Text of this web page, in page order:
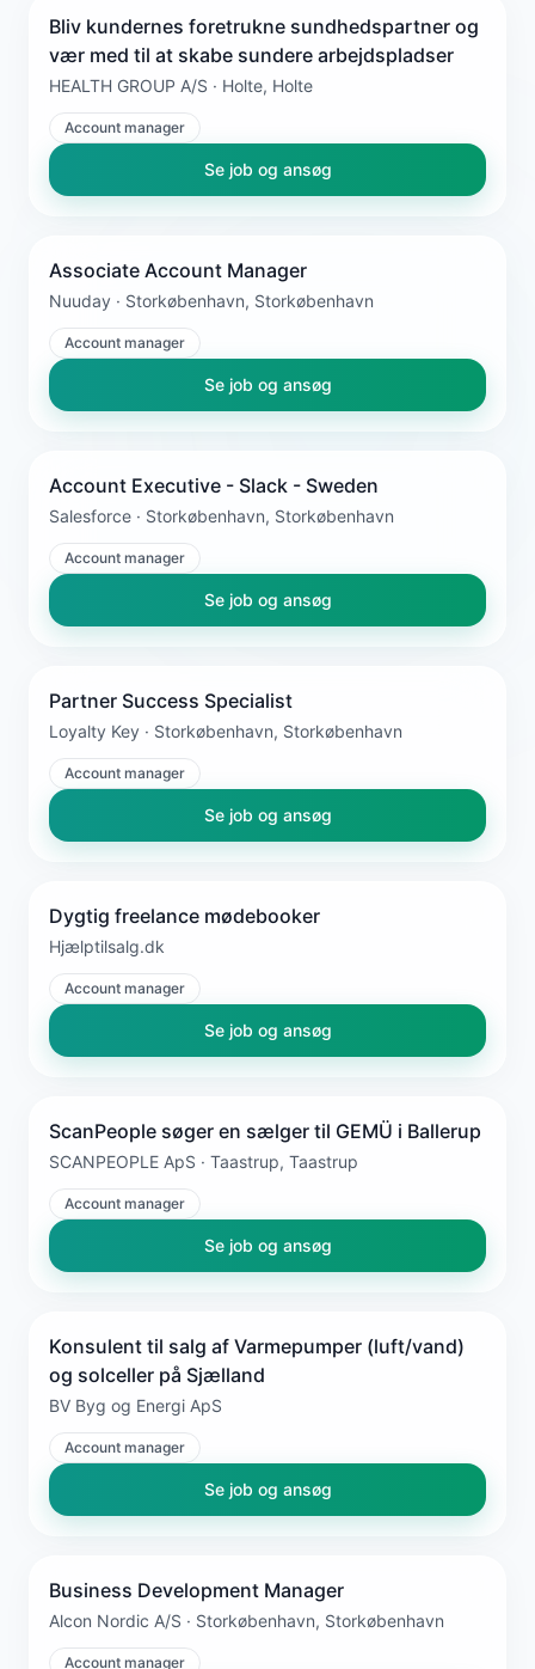
Bliv kundernes foretrukne sundhedspartner og
vær med til at skabe sundere arbejdspladser
HEALTH GROUP A/S · Holte, Holte
Account manager
Se job og ansøg
Associate Account Manager
Nuuday · Storkøbenhavn, Storkøbenhavn
Account manager
Se job og ansøg
Account Executive - Slack - Sweden
Salesforce · Storkøbenhavn, Storkøbenhavn
Account manager
Se job og ansøg
Partner Success Specialist
Loyalty Key · Storkøbenhavn, Storkøbenhavn
Account manager
Se job og ansøg
Dygtig freelance mødebooker
Hjælptilsalg.dk
Account manager
Se job og ansøg
ScanPeople søger en sælger til GEMÜ i Ballerup
SCANPEOPLE ApS · Taastrup, Taastrup
Account manager
Se job og ansøg
Konsulent til salg af Varmepumper (luft/vand)
og solceller på Sjælland
BV Byg og Energi ApS
Account manager
Se job og ansøg
Business Development Manager
Alcon Nordic A/S · Storkøbenhavn, Storkøbenhavn
Account manager